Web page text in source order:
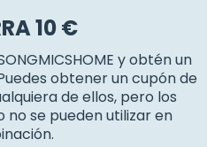
10 €
y obtén un
obtener un cupón de
de ellos, pero los
se pueden utilizar en